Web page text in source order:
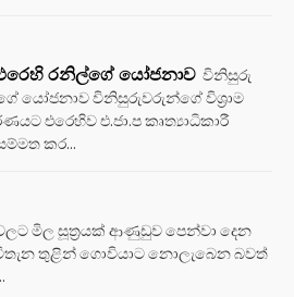
රනිල්ගේ යෝජනාව විනිසුරු
යෝජනාව විනිසුරුවරුන්ගේ විශ්‍රාම
එරෙහිව එ.ජා.ප කෘත්‍යාධිකාරී
කර...
මිල සූත්‍රයක් ආණුඩුව පෙන්වා දෙන
තුළින් ගොවියාට නොලැබෙන බවත්